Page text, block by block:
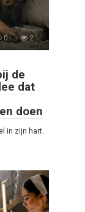
0 2
de
dat
doen
in zijn hart.